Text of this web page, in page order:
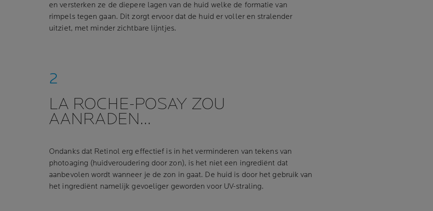
en versterken ze de diepere lagen van de huid welke de formatie van
rimpels tegen gaan. Dit zorgt ervoor dat de huid er voller en stralender
uitziet, met minder zichtbare lijntjes.
LA ROCHE-POSAY ZOU
AANRADEN…
Ondanks dat Retinol erg effectief is in het verminderen van tekens van
photoaging (huidveroudering door zon), is het niet een ingrediënt dat
aanbevolen wordt wanneer je de zon in gaat. De huid is door het gebruik van
het ingrediënt namelijk gevoeliger geworden voor UV-straling.